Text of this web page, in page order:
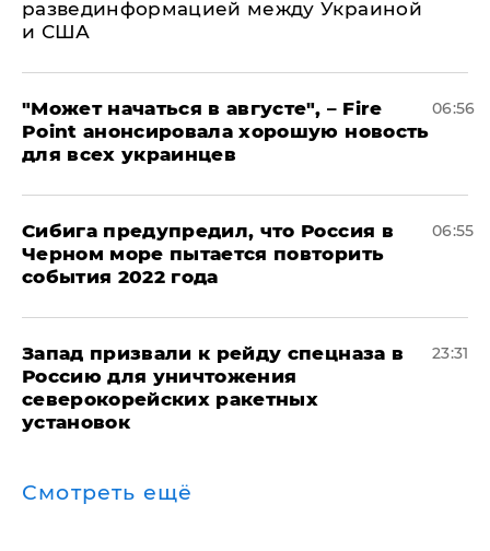
развединформацией между Украиной
и США
"Может начаться в августе", – Fire
Point анонсировала хорошую новость
для всех украинцев
06:56
Сибига предупредил, что Россия в
Черном море пытается повторить
события 2022 года
06:55
Запад призвали к рейду спецназа в
Россию для уничтожения
северокорейских ракетных
установок
23:31
Смотреть ещё